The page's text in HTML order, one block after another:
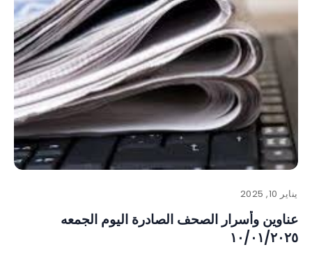
يناير 10, 2025
عناوين وأسرار الصحف الصادرة اليوم الجمعه
١٠/٠١/٢٠٢٥